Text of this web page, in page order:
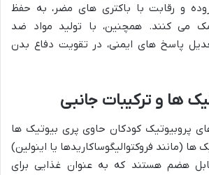
و رقابت با باکتری های مضر، به حفظ
می کنند. همچنین، با تولید مواد ضد
پاسخ های ایمنی، در تقویت دفاع بدن
ها و ترکیبات جانبی
پروبیوتیک کودکان حاوی پری بیوتیک ها
(مانند فروکتوالیگوساکاریدها یا اینولین)
هضم هستند که به عنوان غذایی برای